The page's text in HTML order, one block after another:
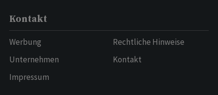
Kontakt
Werbung
Unternehmen
Impressum
Rechtliche Hinweise
Kontakt